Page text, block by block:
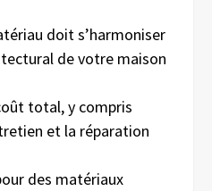
doit s’harmoniser
de votre maison
total, y compris
et la réparation
des matériaux